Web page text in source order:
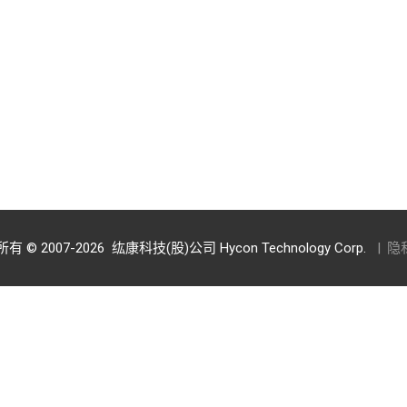
有 © 2007-2026 纮康科技(股)公司 Hycon Technology Corp. | 隐